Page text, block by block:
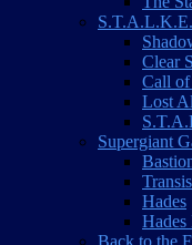
Clear
Call
Lost
Supergiant
Hades
Hades